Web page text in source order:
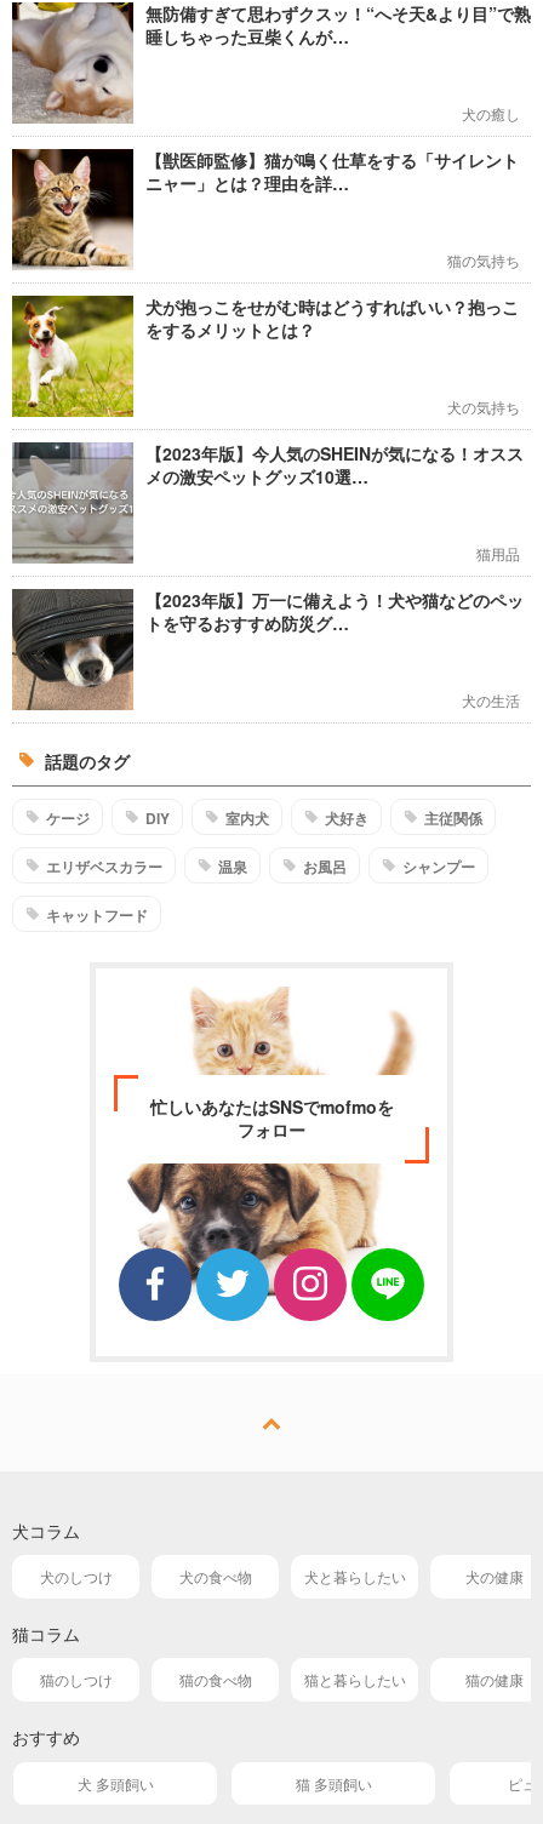
無防備すぎて思わずクスッ！“へそ天&より目”で熟
睡しちゃった豆柴くんが…
犬の癒し
【獣医師監修】猫が鳴く仕草をする「サイレント
ニャー」とは？理由を詳…
猫の気持ち
犬が抱っこをせがむ時はどうすればいい？抱っこ
をするメリットとは？
犬の気持ち
【2023年版】今人気のSHEINが気になる！オスス
メの激安ペットグッズ10選…
猫用品
【2023年版】万一に備えよう！犬や猫などのペッ
トを守るおすすめ防災グ…
犬の生活
話題のタグ
ケージ DIY 室内犬 犬好き 主従関係
エリザベスカラー 温泉 お風呂 シャンプー
キャットフード
忙しいあなたはSNSでmofmoを
フォロー
犬コラム
犬のしつけ 犬の食べ物 犬と暮らしたい 犬の健康
猫コラム
猫のしつけ 猫の食べ物 猫と暮らしたい 猫の健康
おすすめ
犬 多頭飼い 猫 多頭飼い ピュ